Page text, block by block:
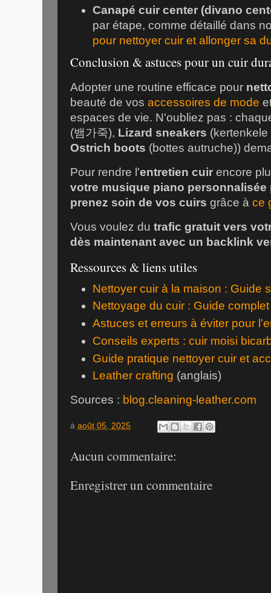
Canapé cuir center (divano
par étape, comme détaillé dans
pour nettoyer cuir et allonger sa
Conclusion & astuces pour un cuir
Adopter une routine efficace pour
beauté de vos accessoires de mode
espaces de vie. N'oubliez pas :
(뱀가죽), Lizard sneakers (kertenkele
Ostrich boots (bottes autruche))
Pour rendre l'entretien cuir encore
votre musique piano
prenez soin de vos cuirs grâce à ce
Vous voulez du trafic gratuit vers
dès maintenant avec un backlink
Ressources & liens utiles
Nettoyer cuir à la maison : Guide
Nettoyage du cuir : Guide
Astuces et erreurs à éviter pour
Conseils experts : cuir moisi
Guide pratique nettoyer cuir et
Leather crafting (anglais)
Sources : blog.cleaning-leather.com
à août 05, 2025
Aucun commentaire:
Enregistrer un commentaire